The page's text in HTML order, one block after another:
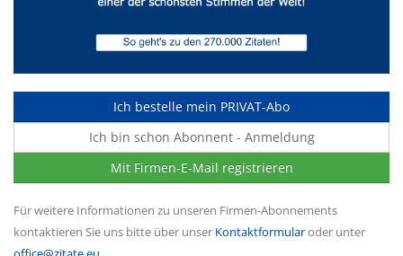
Ich bestelle mein PRIVAT-Abo
Ich bin schon Abonnent - Anmeldung
Mit Firmen-E-Mail registrieren
Für weitere Informationen zu unseren Firmen-Abonnements
kontaktieren Sie uns bitte über unser Kontaktformularoder unter